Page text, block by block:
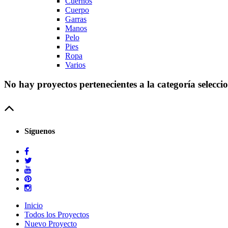
Cuerpo
Garras
Manos
Pelo
Pies
Ropa
Varios
No hay proyectos pertenecientes a la categoría
Síguenos
Inicio
Todos los Proyectos
Nuevo Proyecto